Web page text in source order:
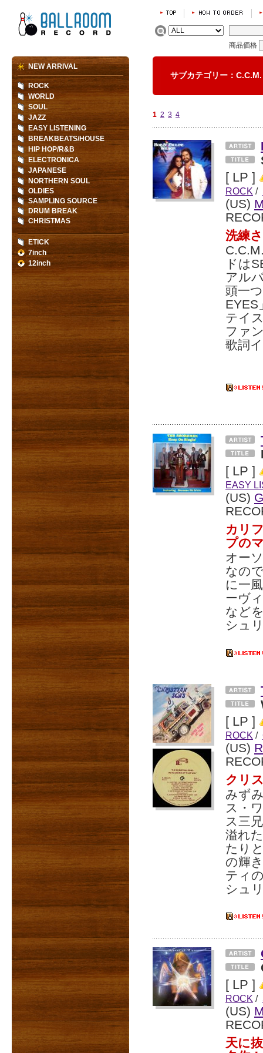
商品価格
サブカテゴリー：
1 2 3 4
[ LP ]
ROCK /
(US)
洗練
ドは
アル
頭一
EYES
テイ
ファ
歌詞
[ LP ]
EASY
(US)
カリ
プの
オー
なの
に一
ーヴ
など
シュ
[ LP ]
ROCK /
(US)
クリ
みず
ス・
ス三
溢れ
たり
の輝
ティ
シュ
[ LP ]
ROCK /
(US)
天に
NEW ARRIVAL
ROCK
WORLD
SOUL
JAZZ
EASY LISTENING
BREAKBEATS/HOUSE
HIP HOP/R&B
ELECTRONICA
JAPANESE
NORTHERN SOUL
OLDIES
SAMPLING SOURCE
DRUM BREAK
CHRISTMAS
ETICK
7inch
12inch